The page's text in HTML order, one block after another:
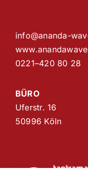
info@ananda-
0221–420 80 28
BÜRO
Uferstr. 16
50996 Köln